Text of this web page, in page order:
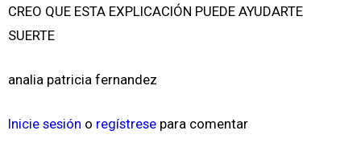
CREO QUE ESTA EXPLICACIÓN PUEDE AYUDARTE
SUERTE
analia patricia fernandez
Inicie sesión o regístrese para comentar